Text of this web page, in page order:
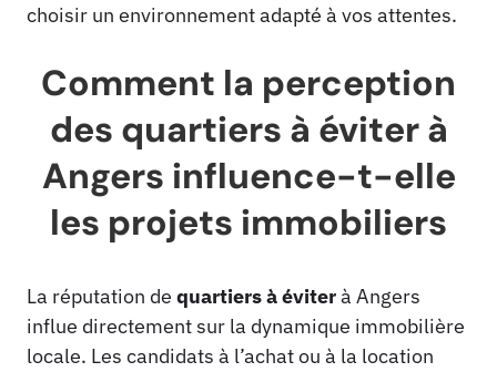
choisir un environnement adapté à vos attentes.
Comment la perception
des quartiers à éviter à
Angers influence-t-elle
les projets immobiliers
La réputation de quartiers à éviterà Angers
influe directement sur la dynamique immobilière
locale. Les candidats à l’achat ou à la location